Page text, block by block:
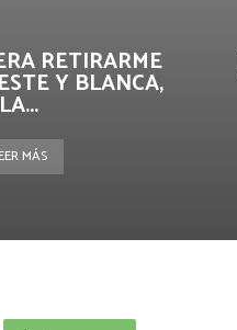
RETIRARME
Y BLANCA,
LA...
MÁS